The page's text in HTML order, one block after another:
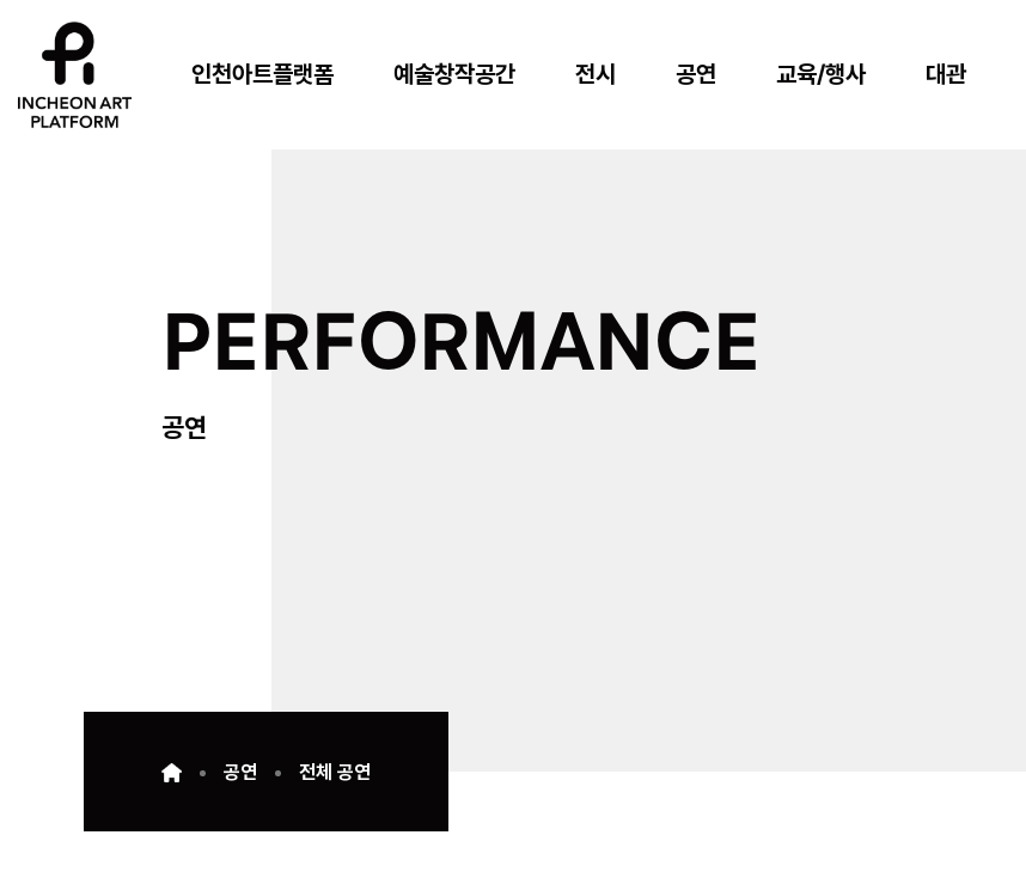
인천아트플랫폼 예술창작공간 전시 공연 교육/행사 대관
PERFORMANCE
공연
공연 전체 공연